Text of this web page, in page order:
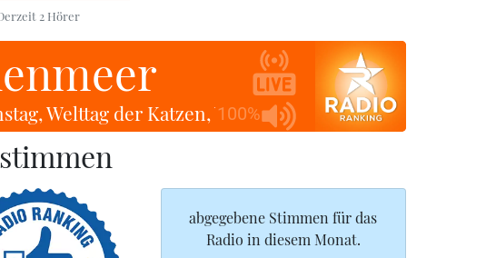
2 Hörer
100%
Welttag der Katzen, Wiederholungstag ✽✽✽
abgegebene Stimmen für das
Radio in diesem Monat.